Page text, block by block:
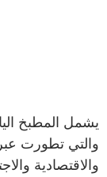
يشمل المطبخ
والتي تطورت
والاقتصادية